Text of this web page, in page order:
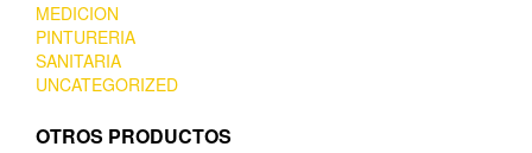
MEDICION
PINTURERIA
SANITARIA
UNCATEGORIZED
OTROS PRODUCTOS